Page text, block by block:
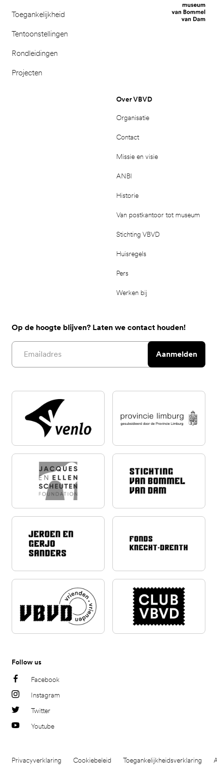
Toegankelijkheid
Tentoonstellingen
Rondleidingen
Projecten
Over VBVD
Organisatie
Contact
Missie en visie
ANBI
Historie
Van postkantoor tot museum
Stichting VBVD
Huisregels
Pers
Werken bij
Op de hoogte blijven? Laten we contact houden!
Email address
Aanmelden
Follow us
Facebook
Instagram
Twitter
Youtube
Privacyverklaring Cookiebeleid Toegankelijkheidsverklaring